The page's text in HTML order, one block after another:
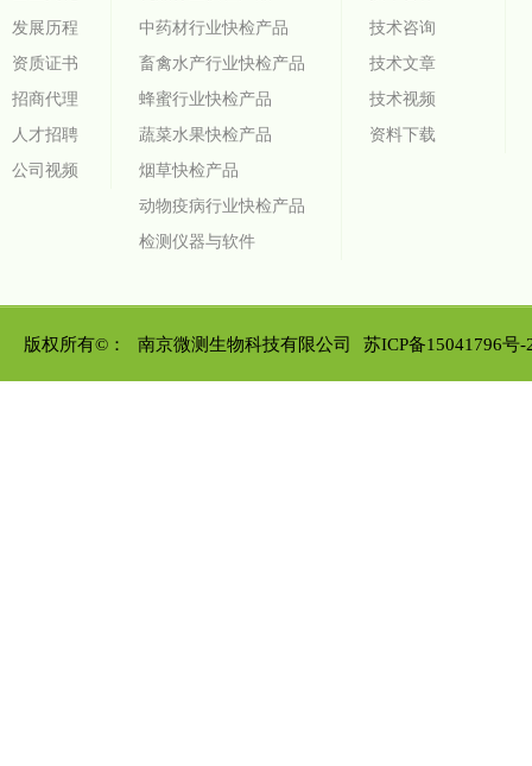
发展历程
资质证书
招商代理
人才招聘
公司视频
中药材行业快检产品
畜禽水产行业快检产品
蜂蜜行业快检产品
蔬菜水果快检产品
烟草快检产品
动物疫病行业快检产品
检测仪器与软件
技术咨询
技术文章
技术视频
资料下载
版权所有©： 南京微测生物科技有限公司 苏ICP备15041796号-